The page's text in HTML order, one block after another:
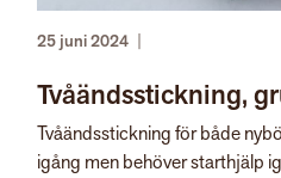
25 juni 2024
Tvåändsstickning,
Tvåändsstickning för både
igång men behöver starthjälp